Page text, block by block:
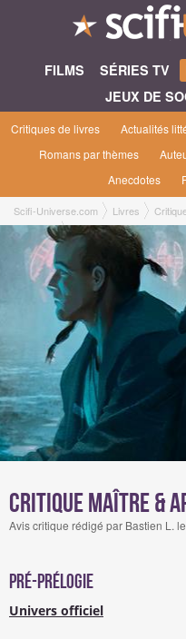
FILMS SÉRIES TV
JEUX DE
Critiques de livres Actualités
Romans par thèmes
Anecdotes
Scifi-Universe.com Livres
Bastien L.
Critique Maître &
Avis critique rédigé par Bastien L.
Pré-Prélogie
Univers officiel